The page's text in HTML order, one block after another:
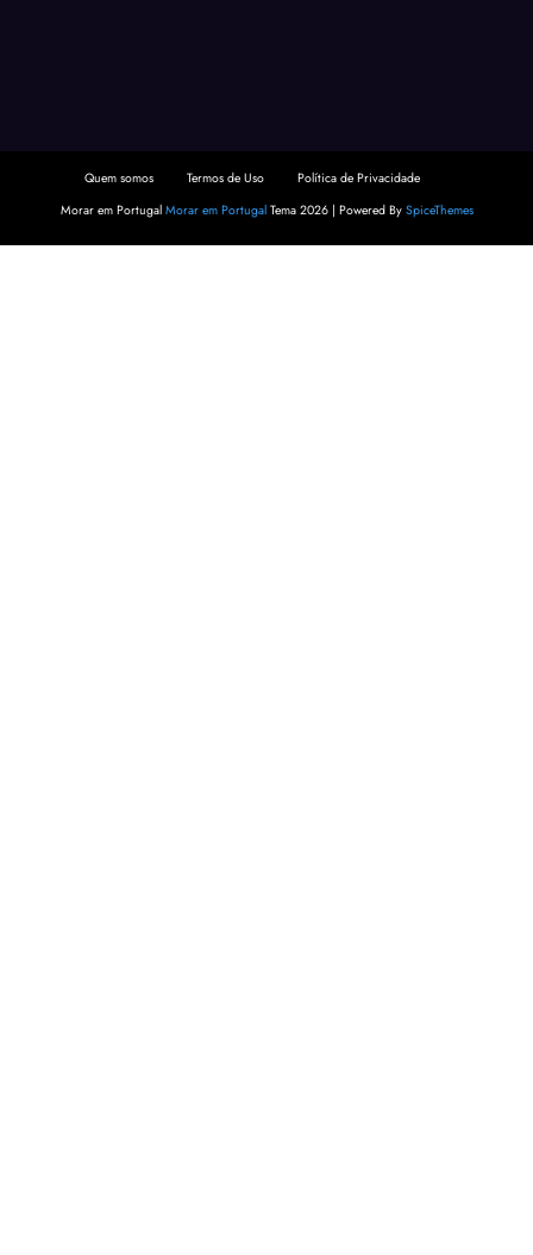
Quem somos Termos de Uso
Política de Privacidade
Morar em Portugal Morar em PortugalTema 2026 | Powered By SpiceThemes